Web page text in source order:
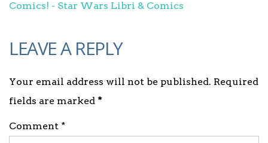
Comics! - Star Wars Libri & Comics
LEAVE A REPLY
Your email address will not be published. Required
fields are marked *
Comment *